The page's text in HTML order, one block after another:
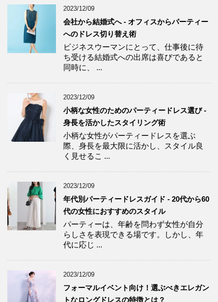
2023/12/09
会社から結婚式へ - オフィスからパーティー
へのドレス切り替え術
ビジネスウーマンにとって、仕事後に待
ち受ける結婚式への出席は喜びであると
同時に、 ...
2023/12/09
小柄な女性のためのパーティードレス選び -
身長を活かしたスタイリング術
小柄な女性がパーティードレスを選ぶ
際、身長を最大限に活かし、スタイル良
く見せるこ ...
2023/12/09
年代別パーティードレスガイド - 20代から60
代の女性におすすめのスタイル
パーティーは、年齢を問わず女性が自分
らしさを表現できる場です。しかし、年
代に応じ ...
2023/12/09
フォーマルイベント向け！選ぶべきエレガン
トなロングドレスの特徴とは？